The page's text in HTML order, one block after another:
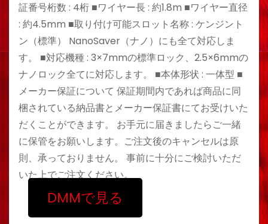
証番号桁数 : 4桁 ■ワイヤー長 : 約1.8m ■ワイヤー直径
: 約4.5mm ■取り付け可能スロット名称 : ケンジント
ン（標準） NanoSaver（ナノ）にも全て対応しま
す。 ■対応機種 : 3×7mmの標準ロック、2.5×6mmの
ナノロック全てに対応します。 ■本体形状 : 一体型 ■
メーカー保証について 保証期間内であれば商品に同
梱されている納品書とメーカー保証書にてお受けいた
だくことができます。 お手元に届きましたらご一緒
に保管をお願いします。ご注文後のキャンセルは原
則、承っておりません。 事前に十分にご検討いただ
いた上でご注文ください。
DMMで見る